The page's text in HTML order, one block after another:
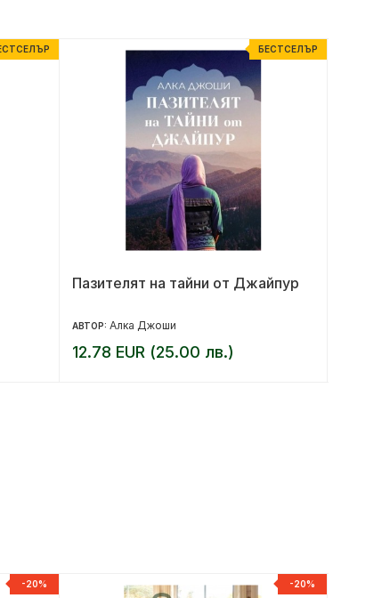
БЕСТСЕЛЪР
Пазителят на тайни от Джайпур
АВТОР: Алка Джоши
12.78 EUR (25.00 лв.)
-20% -20%